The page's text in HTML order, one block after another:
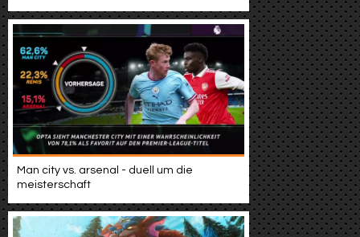
Man city vs. arsenal - duell um die
meisterschaft